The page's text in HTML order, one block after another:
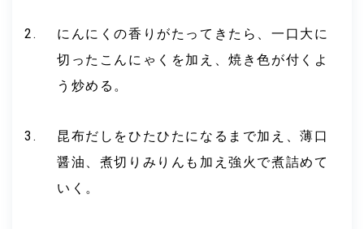
にんにくの香りがたってきたら、一口大に
切ったこんにゃくを加え、焼き色が付くよ
う炒める。
昆布だしをひたひたになるまで加え、薄口
醤油、煮切りみりんも加え強火で煮詰めて
いく。